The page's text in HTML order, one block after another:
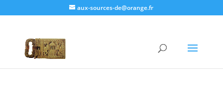
aux-sources-de@orange.fr